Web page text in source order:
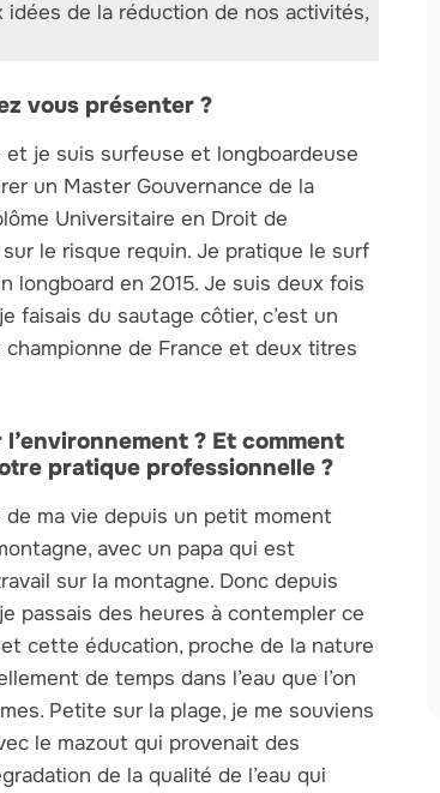
idées de la réduction de nos activités,
vous présenter ?
et je suis surfeuse et longboardeuse
un Master Gouvernance de la
Universitaire en Droit de
le risque requin. Je pratique le surf
longboard en 2015. Je suis deux fois
faisais du sautage côtier, c’est un
de France et deux titres
? Et comment
pratique professionnelle ?
ma vie depuis un petit moment
avec un papa qui est
sur la montagne. Donc depuis
passais des heures à contempler ce
cette éducation, proche de la nature
de temps dans l’eau que l’on
Petite sur la plage, je me souviens
le mazout qui provenait des
de la qualité de l’eau qui